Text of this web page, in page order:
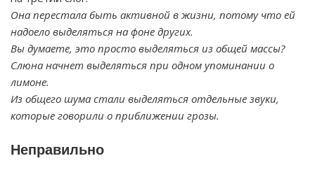
Она перестала быть активной в жизни, потому что ей
надоело выделяться на фоне других.
Вы думаете, это просто выделяться из общей массы?
Слюна начнет выделяться при одном упоминании о
лимоне.
Из общего шума стали выделяться отдельные звуки,
которые говорили о приближении грозы.
Неправильно